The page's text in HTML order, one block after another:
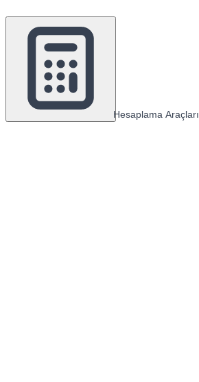
Hesaplama Araçları